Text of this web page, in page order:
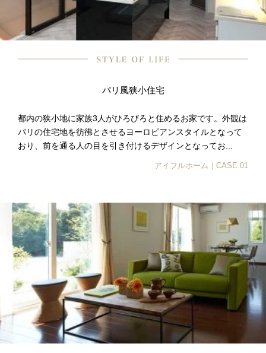
パリ風狭小住宅
都内の狭小地に家族3人がひろびろと住めるお家です。外観は
パリの住宅地を彷彿とさせるヨーロピアンスタイルとなって
おり、前を通る人の目を引き付けるデザインとなってお...
アイフルホーム｜CASE.01